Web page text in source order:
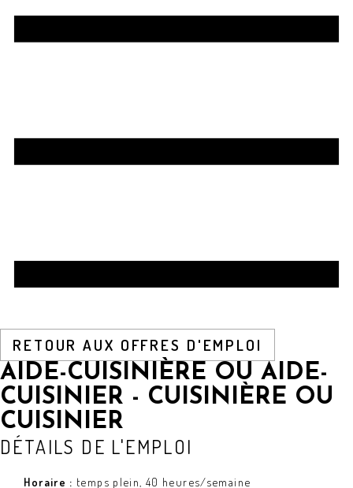
RETOUR AUX OFFRES D'EMPLOI
AIDE-CUISINIÈRE OU AIDE-
CUISINIER - CUISINIÈRE OU
CUISINIER
DÉTAILS DE L'EMPLOI
Horaire : temps plein, 40 heures/semaine